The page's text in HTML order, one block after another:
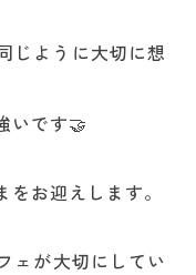
じように大切に想
いです🤝
お迎えします。
ェが大切にしてい